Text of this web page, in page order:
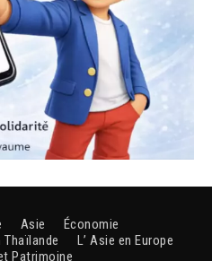
Asie
Économie
Thaïlande
L’ Asie en Europe
Patrimoine